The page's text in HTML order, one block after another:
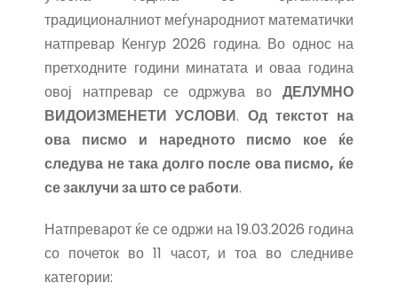
традиционалниот меѓународниот математички
натпревар Кенгур 2026 година. Во однос на
претходните години минатата и оваа година
овој натпревар се одржува во ДЕЛУМНО
ВИДОИЗМЕНЕТИ УСЛОВИ. Од текстот на
ова писмо и наредното писмо кое ќе
следува не така долго после ова писмо, ќе
се заклучи за што се работи.
Натпреварот ќе се одржи на 19.03.2026 година
со почеток во 11 часот, и тоа во следниве
категории: